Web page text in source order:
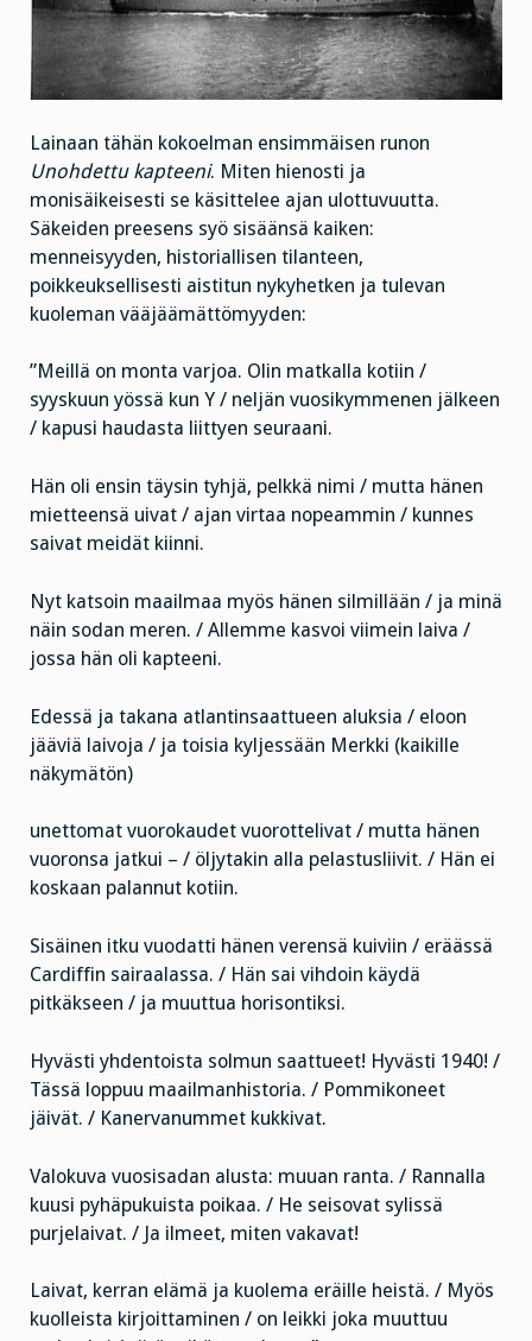
Lainaan tähän kokoelman ensimmäisen runon
Unohdettu kapteeni. Miten hienosti ja
monisäikeisesti se käsittelee ajan ulottuvuutta.
Säkeiden preesens syö sisäänsä kaiken:
menneisyyden, historiallisen tilanteen,
poikkeuksellisesti aistitun nykyhetken ja tulevan
kuoleman vääjäämättömyyden:
”Meillä on monta varjoa. Olin matkalla kotiin /
syyskuun yössä kun Y / neljän vuosikymmenen jälkeen
/ kapusi haudasta liittyen seuraani.
Hän oli ensin täysin tyhjä, pelkkä nimi / mutta hänen
mietteensä uivat / ajan virtaa nopeammin / kunnes
saivat meidät kiinni.
Nyt katsoin maailmaa myös hänen silmillään / ja minä
näin sodan meren. / Allemme kasvoi viimein laiva /
jossa hän oli kapteeni.
Edessä ja takana atlantinsaattueen aluksia / eloon
jääviä laivoja / ja toisia kyljessään Merkki (kaikille
näkymätön)
unettomat vuorokaudet vuorottelivat / mutta hänen
vuoronsa jatkui – / öljytakin alla pelastusliivit. / Hän ei
koskaan palannut kotiin.
Sisäinen itku vuodatti hänen verensä kuiviin / eräässä
Cardiffin sairaalassa. / Hän sai vihdoin käydä
pitkäkseen / ja muuttua horisontiksi.
Hyvästi yhdentoista solmun saattueet! Hyvästi 1940! /
Tässä loppuu maailmanhistoria. / Pommikoneet
jäivät. / Kanervanummet kukkivat.
Valokuva vuosisadan alusta: muuan ranta. / Rannalla
kuusi pyhäpukuista poikaa. / He seisovat sylissä
purjelaivat. / Ja ilmeet, miten vakavat!
Laivat, kerran elämä ja kuolema eräille heistä. / Myös
kuolleista kirjoittaminen / on leikki joka muuttuu